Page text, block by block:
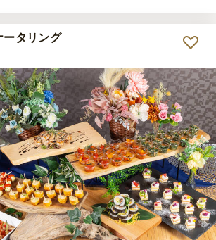
ータリング